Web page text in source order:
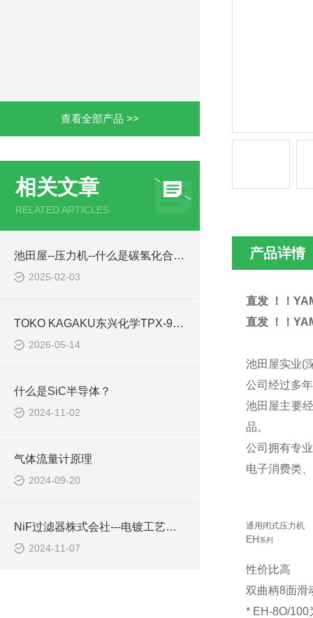
查看全部产品 >>
相关文章
RELATED ARTICLES
池田屋--压力机--什么是碳氢化合物清洁剂？
2025-02-03
TOKO KAGAKU东兴化学TPX-999i便携式pH/ORP测量仪技术特点与工业应用
2026-05-14
什么是SiC半导体？
2024-11-02
气体流量计原理
2024-09-20
NiF过滤器株式会社---电镀工艺整体解决方案
2024-11-07
产品详情
直发 ！！
直发 ！！
池田屋实业(
公司经过多
池田屋主要
品。
公司拥有专
电子消费类
通用闭式压力机
EH系列
性价比高
双曲柄8面滑
* EH-8O/100